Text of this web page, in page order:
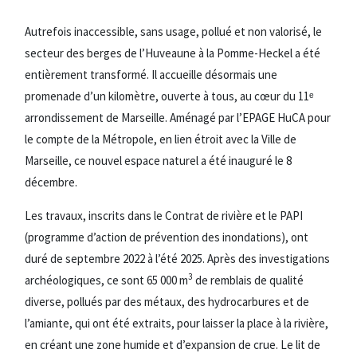
Autrefois inaccessible, sans usage, pollué et non valorisé, le
secteur des berges de l’Huveaune à la Pomme-Heckel a été
entièrement transformé. Il accueille désormais une
promenade d’un kilomètre, ouverte à tous, au cœur du 11ᵉ
arrondissement de Marseille. Aménagé par l’EPAGE HuCA pour
le compte de la Métropole, en lien étroit avec la Ville de
Marseille, ce nouvel espace naturel a été inauguré le 8
décembre.
Les travaux, inscrits dans le Contrat de rivière et le PAPI
(programme d’action de prévention des inondations), ont
duré de septembre 2022 à l’été 2025. Après des investigations
archéologiques, ce sont 65 000 m3 de remblais de qualité
diverse, pollués par des métaux, des hydrocarbures et de
l’amiante, qui ont été extraits, pour laisser la place à la rivière,
en créant une zone humide et d’expansion de crue. Le lit de